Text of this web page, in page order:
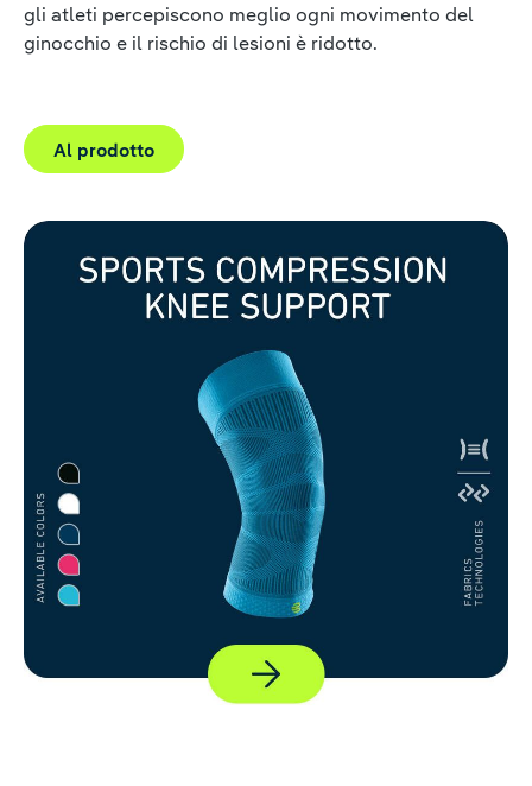
gli atleti percepiscono meglio ogni movimento del
ginocchio e il rischio di lesioni è ridotto.
Al prodotto